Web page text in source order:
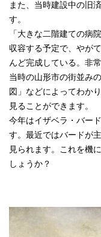
また、当時建設中の旧
す。
「大きな二階建ての病
収容する予定で、やが
んど完成している。非
当時の山形市の街並み
図」などによってわか
見ることができます。
今年はイザベラ・バー
す。最近ではバードが
見られます。これを機
しょうか？